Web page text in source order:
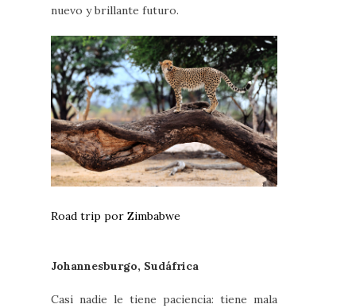
nuevo y brillante futuro.
Road trip por Zimbabwe
Johannesburgo, Sudáfrica
Casi nadie le tiene paciencia: tiene mala